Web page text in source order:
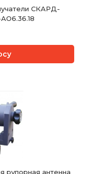
СКАРД-
рупорная антенна